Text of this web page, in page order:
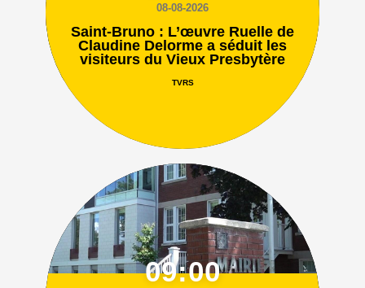
08-08-2026
Saint-Bruno : L’œuvre Ruelle de
Claudine Delorme a séduit les
visiteurs du Vieux Presbytère
TVRS
09:00